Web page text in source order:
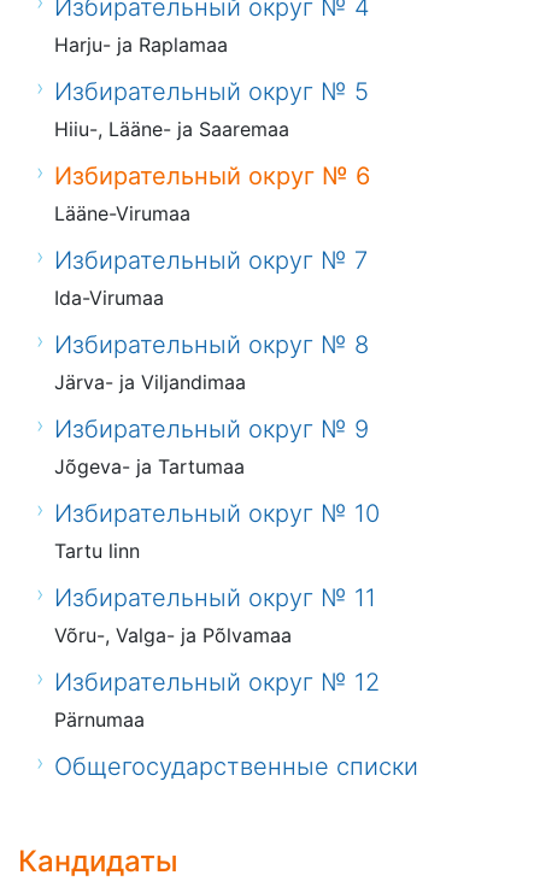
Избирательный округ № 4
Harju- ja Raplamaa
Избирательный округ № 5
Hiiu-, Lääne- ja Saaremaa
Избирательный округ № 6
Lääne-Virumaa
Избирательный округ № 7
Ida-Virumaa
Избирательный округ № 8
Järva- ja Viljandimaa
Избирательный округ № 9
Jõgeva- ja Tartumaa
Избирательный округ № 10
Tartu linn
Избирательный округ № 11
Võru-, Valga- ja Põlvamaa
Избирательный округ № 12
Pärnumaa
Общегосударственные списки
Кандидаты